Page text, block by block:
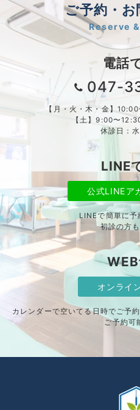
ご予約・
Reserve
電話
047-
【月・火・木・金】
【土】9:00〜
休診日：
LINE
公式LINEア
LINEで簡単に予
初診の方
オンライ
カレンダーで空いてる日時でご予
ご予約可